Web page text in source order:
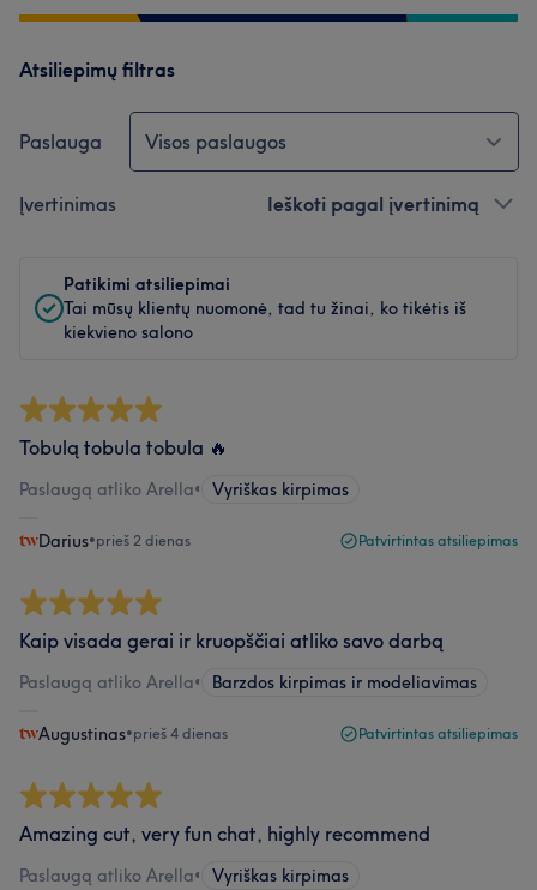
Atsiliepimų filtras
Paslauga Visos paslaugos
Įvertinimas Ieškoti pagal įvertinimą
Patikimi atsiliepimai
Tai mūsų klientų nuomonė, tad tu žinai, ko tikėtis iš
kiekvieno salono
Tobulą tobula tobula 🔥
Paslaugą atliko Arella• Vyriškas kirpimas
Darius•prieš 2 dienas Patvirtintas atsiliepimas
Kaip visada gerai ir kruopščiai atliko savo darbą
Paslaugą atliko Arella• Barzdos kirpimas ir modeliavimas
Augustinas•prieš 4 dienas Patvirtintas atsiliepimas
Amazing cut, very fun chat, highly recommend
Paslaugą atliko Arella• Vyriškas kirpimas